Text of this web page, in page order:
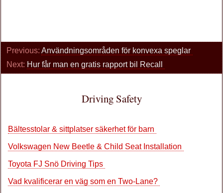
Previous: Användningsområden för konvexa speglar
Next: Hur får man en gratis rapport bil Recall
Driving Safety
Bältesstolar & sittplatser säkerhet för barn
Volkswagen New Beetle & Child Seat Installation
Toyota FJ Snö Driving Tips
Vad kvalificerar en väg som en Two-Lane?